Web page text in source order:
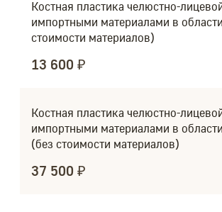
Костная пластика челюстно-
импортными материалами в
стоимости материалов)
13 600 ₽
Костная пластика челюстно-
импортными материалами в
(без стоимости материалов)
37 500 ₽